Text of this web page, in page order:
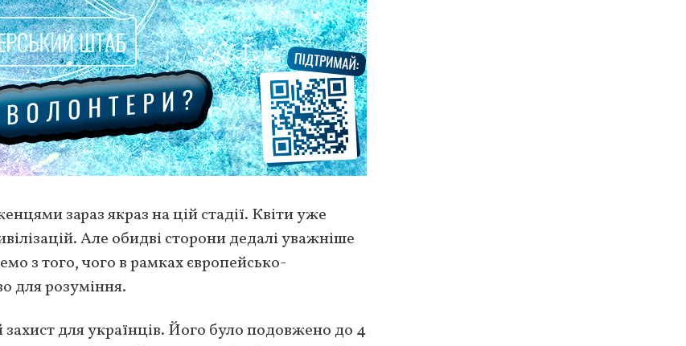
зараз якраз на цій стадії. Квіти уже
Але обидві сторони дедалі уважніше
з того, чого в рамках європейсько-
для розуміння.
для українців. Його було подовжено до 4